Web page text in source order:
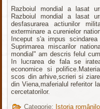
Razboiul mondial a lasat
Razboiul mondial a lasat
desfasurarea actiunilor
exterminare a curenielor
Inceput s'a impus
Suprimarea miscarilor
mondial" am descris felul
In lucrarea de fala se
economice si
scos din arhive,scrieri si
din Viena,maferialul referitor
cercetatorilor.
Categorie: Istoria